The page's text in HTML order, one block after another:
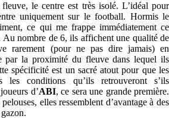
le centre est très isolé. L’idéal pour
uniquement sur le football. Hormis le
ce qui me frappe immédiatement ce
Au nombre de 6, ils affichent une qualité de
rarement (pour ne pas dire jamais) en
par la proximité du fleuve dans lequel ils
spécificité est un sacré atout pour que les
les conditions qu’ils retrouveront s’ils
d’ABI, ce sera une grande première.
elles ressemblent d’avantage à des